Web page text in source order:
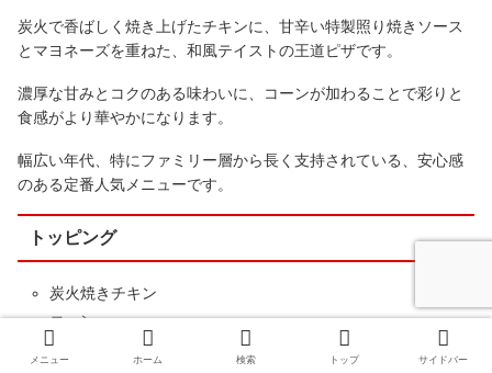
炭火で香ばしく焼き上げたチキンに、甘辛い特製照り焼きソース
とマヨネーズを重ねた、和風テイストの王道ピザです。
濃厚な甘みとコクのある味わいに、コーンが加わることで彩りと
食感がより華やかになります。
幅広い年代、特にファミリー層から長く支持されている、安心感
のある定番人気メニューです。
トッピング
炭火焼きチキン
コーン
オニオン
メニュー ホーム 検索 トップ サイドバー